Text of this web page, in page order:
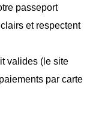
passeport
et respectent
valides (le site
par carte